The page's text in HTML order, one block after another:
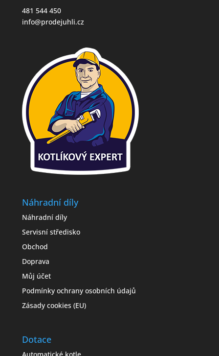
481 544 450
info@prodejuhli.cz
Náhradní díly
Náhradní díly
Servisní středisko
Obchod
Doprava
Můj účet
Podmínky ochrany osobních údajů
Zásady cookies (EU)
Dotace
Automatické kotle